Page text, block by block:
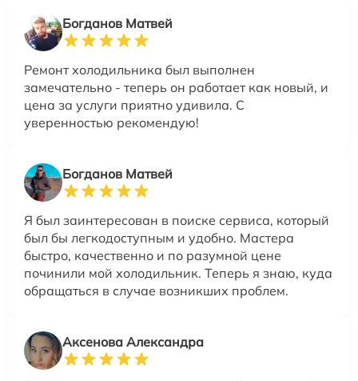
Богданов Матвей
Ремонт холодильника был выполнен
замечательно - теперь он работает как новый, и
цена за услуги приятно удивила. С
уверенностью рекомендую!
Богданов Матвей
Я был заинтересован в поиске сервиса, который
был бы легкодоступным и удобно. Мастера
быстро, качественно и по разумной цене
починили мой холодильник. Теперь я знаю, куда
обращаться в случае возникших проблем.
Аксенова Александра